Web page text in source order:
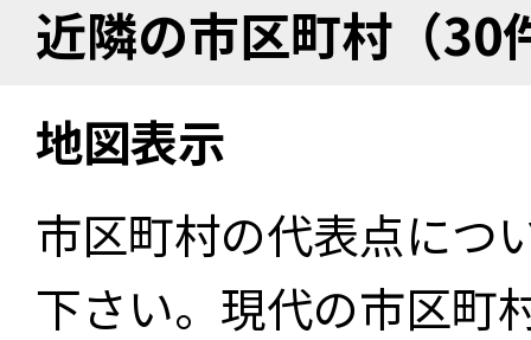
近隣の市区町村（30
地図表示
市区町村の代表点につ
下さい。現代の市区町